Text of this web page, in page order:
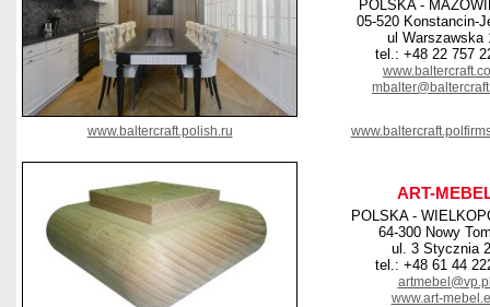
POLSKA -
05-520 Konstancin-
ul Warszawska
tel.: +48 22 757
www.baltercraft.polish.ru
ART-
POLSKA -
64-300 Nowy
ul. 3 Stycznia
tel.: +48 61 44
www.art-